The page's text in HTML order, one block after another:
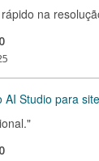
na
AI Studio para